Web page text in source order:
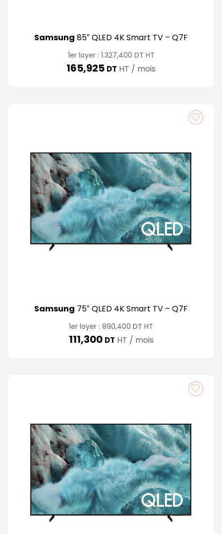
Samsung 85″ QLED 4K Smart TV – Q7F
1er loyer : 1.327,400 DT HT
165,925 DT HT / mois
Samsung 75″ QLED 4K Smart TV – Q7F
1er loyer : 890,400 DT HT
111,300 DT HT / mois